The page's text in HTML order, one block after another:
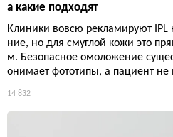
а какие подходят
Клиники вовсю рекламируют IPL
ние, но для смуглой кожи это
м. Безопасное омоложение
онимает фототипы, а пациент не
14 832